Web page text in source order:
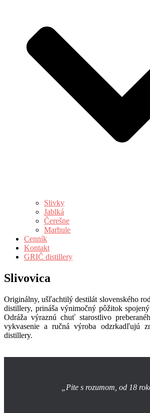
Slivky
Jablká
Čerešne
Marhule
Cenník
Kontakt
GRIČ distillery
Slivovica
Originálny, ušľachtilý destilát slovenského
distillery, prináša výnimočný pôžitok
Odráža výraznú chuť starostlivo
vykvasenie a ručná výroba odzrkadľujú
distillery.
„Pite s rozumom, od 18